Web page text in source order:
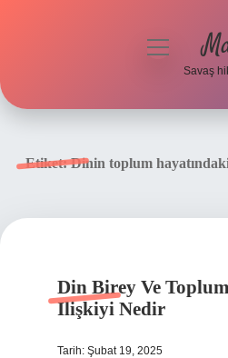
menüyü
Savaş
Etiket:Dinin toplum
Din Birey Ve
Ilişkiyi Nedir
Tarih: Şubat 19, 2025